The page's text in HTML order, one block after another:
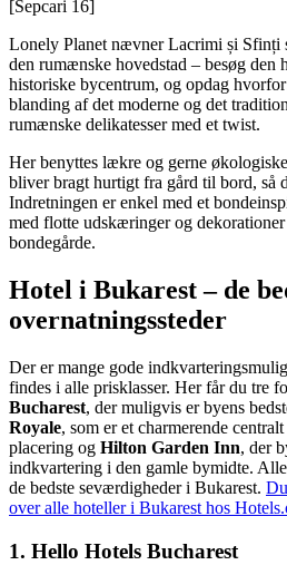
[Sepcari 16]
Lonely Planet nævner Lacrimi și Sfinți
den rumænske hovedstad – besøg den
historiske bycentrum, og opdag
blanding af det moderne og det
rumænske delikatesser med et twist.
Her benyttes lækre og gerne
bliver bragt hurtigt fra gård til bord, så
Indretningen er enkel med et
med flotte udskæringer og
bondegårde.
Hotel i Bukarest – de
overnatningssteder
Der er mange gode
findes i alle prisklasser. Her får du tre
Bucharest, der muligvis er byens
Royale, som er et charmerende
placering og Hilton Garden Inn, der
indkvartering i den gamle bymidte.
de bedste seværdigheder i Bukarest.
over alle hoteller i Bukarest hos
1. Hello Hotels Bucharest